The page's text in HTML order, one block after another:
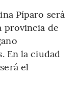
Píparo será
provincia de
En la ciudad
el